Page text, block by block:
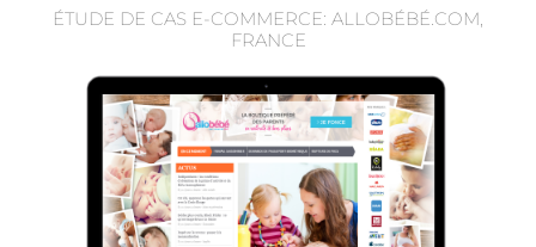
ÉTUDE DE CAS E-COMMERCE: ALLOBÉBÉ.COM,
FRANCE